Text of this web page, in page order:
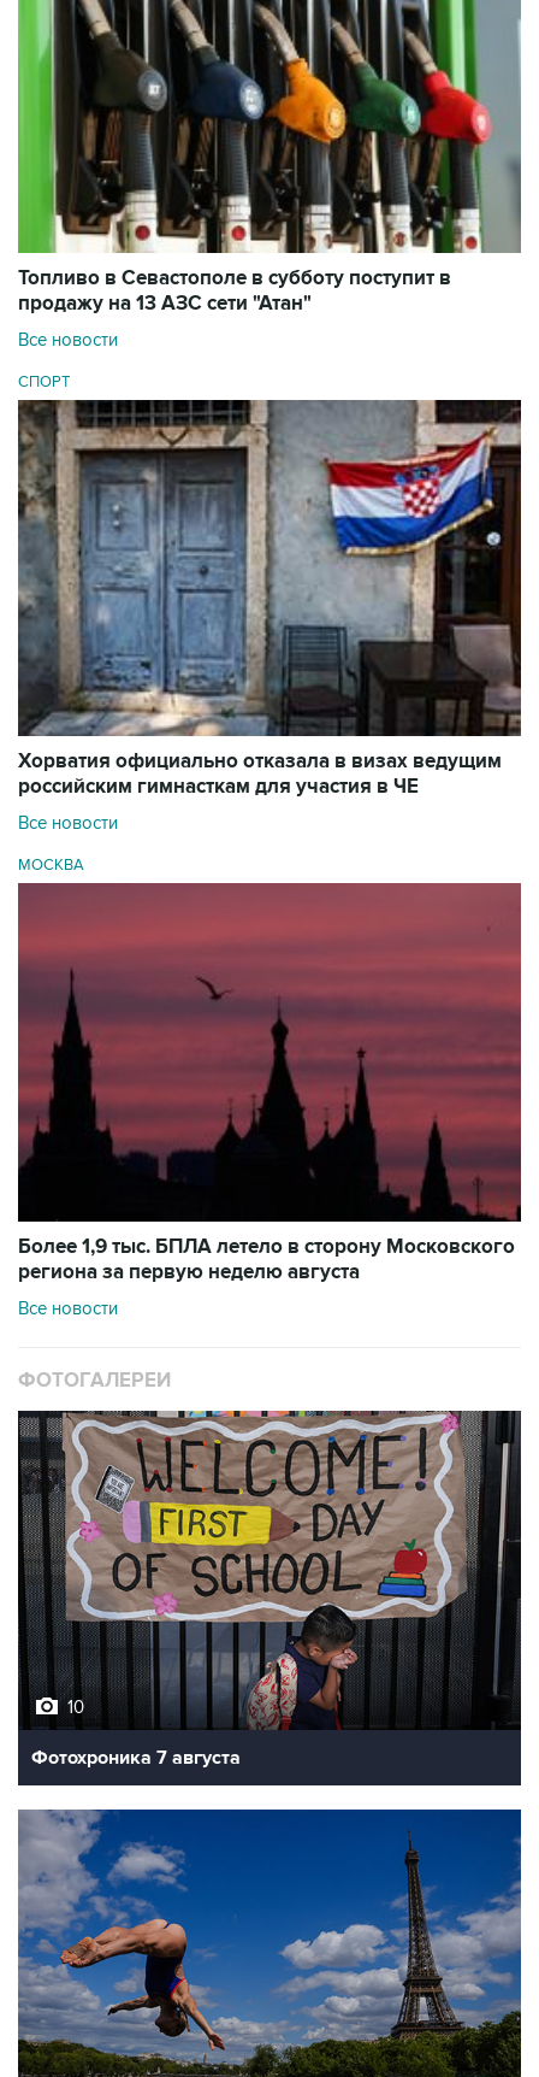
Топливо в Севастополе в субботу поступит в
продажу на 13 АЗС сети "Атан"
Все новости
СПОРТ
Хорватия официально отказала в визах ведущим
российским гимнасткам для участия в ЧЕ
Все новости
МОСКВА
Более 1,9 тыс. БПЛА летело в сторону Московского
региона за первую неделю августа
Все новости
ФОТОГАЛЕРЕИ
10
Фотохроника 7 августа